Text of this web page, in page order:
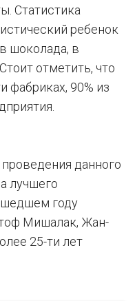
Статистика
ребенок
шоколада, в
отметить, что
фабриках, 90% из
данного
лучшего
году
Мишалак, Жан-
25-ти лет